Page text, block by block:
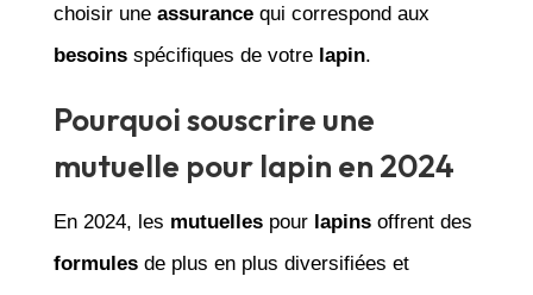
choisir une assurancequi correspond aux
besoinsspécifiques de votre lapin.
Pourquoi souscrire une
mutuelle pour lapin en 2024
En 2024, les mutuellespour lapinsoffrent des
formulesde plus en plus diversifiées et